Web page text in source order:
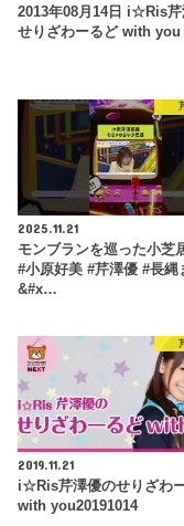
2013年08月14日 i☆Ris芹
せりざわーるど with you
2025.11.21
モンブランを巡った小芝
#小原好美 #芹澤優 #長縄
&#x…
2019.11.21
i☆Ris芹澤優のせりざわ
with you20191014